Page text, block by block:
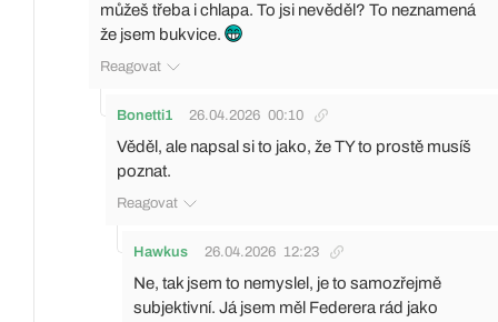
můžeš třeba i chlapa. To jsi nevěděl? To neznamená
že jsem bukvice.
Reagovat
Bonetti1 26.04.2026 00:10
Věděl, ale napsal si to jako, že TY to prostě musíš
poznat.
Reagovat
Hawkus 26.04.2026 12:23
Ne, tak jsem to nemyslel, je to samozřejmě
subjektivní. Já jsem měl Federera rád jako